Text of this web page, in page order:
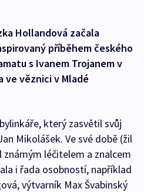
Hollandová začala
příběhem českého
s Ivanem Trojanem v
ve věznici v Mladé
který zasvětil svůj
Mikolášek. Ve své době (žil
známým léčitelem a znalcem
i řada osobností, například
výtvarník Max Švabinský